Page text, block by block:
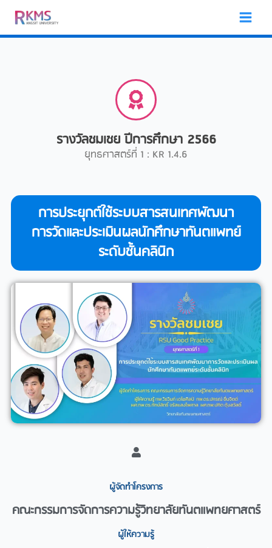
content
รางวัลชมเชย ปีการศึกษา 2566
ยุทธศาสตร์ที่ 1 : KR 1.4.6
การประยุกต์ใช้ระบบสารสนเทศพัฒนา
การวัดและประเมินผลนักศึกษาทันตแพทย์
ระดับชั้นคลินิก
ผู้จัดทำโครงการ​
คณะกรรมการจัดการความรู้วิทยาลัยทันตแพทยศาสตร์
ผู้ให้ความรู้